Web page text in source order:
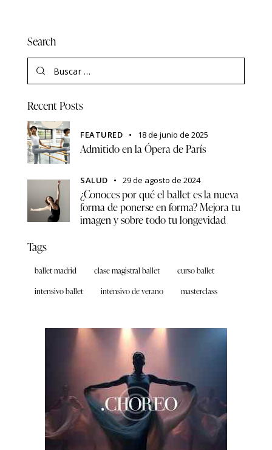
Search
Recent Posts
FEATURED 18 de junio de 2025
Admitido en la Ópera de París
SALUD 29 de agosto de 2024
¿Conoces por qué el ballet es la nueva
forma de ponerse en forma? Mejora tu
imagen y sobre todo tu longevidad
Tags
ballet madrid clase magistral ballet
curso ballet
intensivo ballet
intensivo de verano masterclass